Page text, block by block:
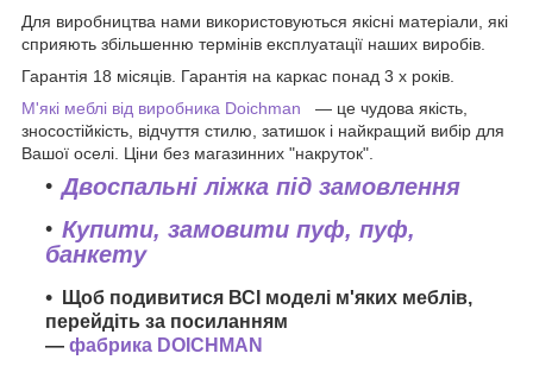
Для виробництва нами використовуються якісні матеріали, які
сприяють збільшенню термінів експлуатації наших виробів.
Гарантія 18 місяців. Гарантія на каркас понад 3 х років.
М'які меблі від виробника Doichman
— це чудова якість,
зносостійкість, відчуття стилю, затишок і найкращий вибір для
Вашої оселі. Ціни без магазинних "накруток".
Двоспальні ліжка під замовлення
Купити, замовити пуф, пуф,
банкету
Щоб подивитися ВСІ моделі м'яких меблів,
перейдіть за посиланням
— фабрика DOICHMAN